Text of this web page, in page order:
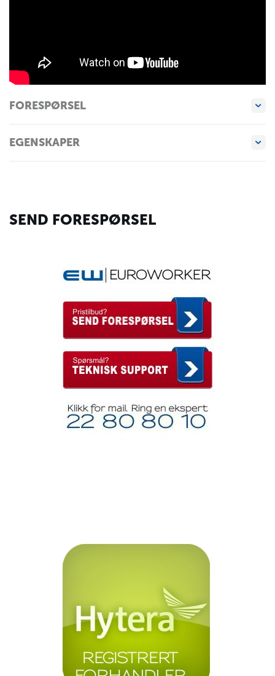
FORESPØRSEL
EGENSKAPER
SEND FORESPØRSEL